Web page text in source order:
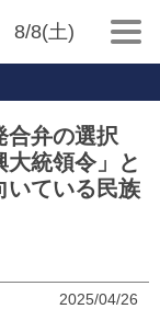
8/8(土)
合弁の選択
大統領令」と
ている民族
2025/04/26